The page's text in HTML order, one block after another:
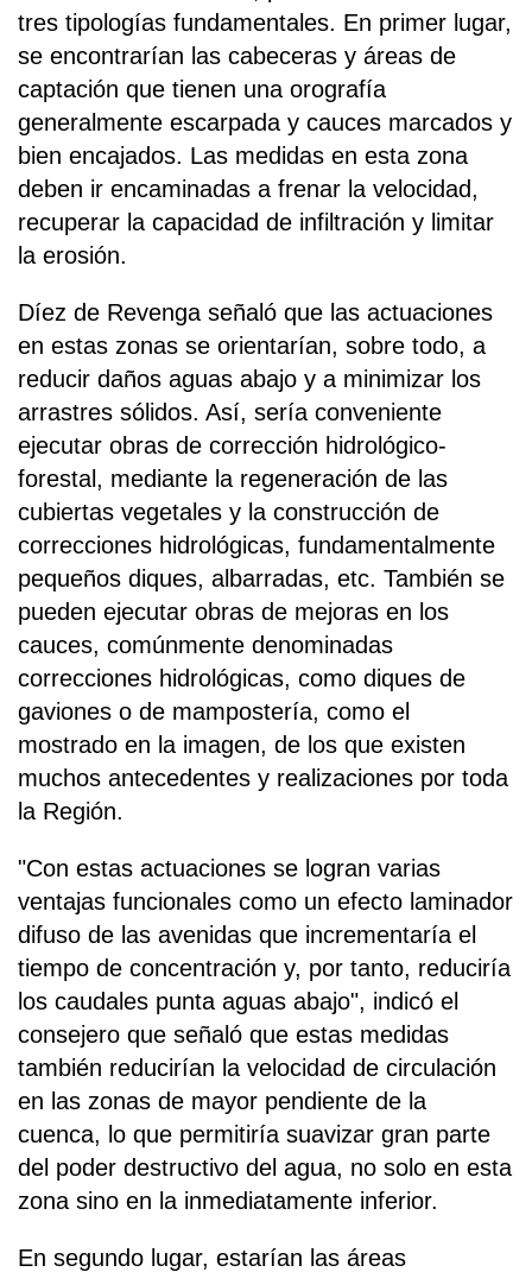
tres tipologías fundamentales. En primer lugar,
se encontrarían las cabeceras y áreas de
captación que tienen una orografía
generalmente escarpada y cauces marcados y
bien encajados. Las medidas en esta zona
deben ir encaminadas a frenar la velocidad,
recuperar la capacidad de infiltración y limitar
la erosión.
Díez de Revenga señaló que las actuaciones
en estas zonas se orientarían, sobre todo, a
reducir daños aguas abajo y a minimizar los
arrastres sólidos. Así, sería conveniente
ejecutar obras de corrección hidrológico-
forestal, mediante la regeneración de las
cubiertas vegetales y la construcción de
correcciones hidrológicas, fundamentalmente
pequeños diques, albarradas, etc. También se
pueden ejecutar obras de mejoras en los
cauces, comúnmente denominadas
correcciones hidrológicas, como diques de
gaviones o de mampostería, como el
mostrado en la imagen, de los que existen
muchos antecedentes y realizaciones por toda
la Región.
"Con estas actuaciones se logran varias
ventajas funcionales como un efecto laminador
difuso de las avenidas que incrementaría el
tiempo de concentración y, por tanto, reduciría
los caudales punta aguas abajo", indicó el
consejero que señaló que estas medidas
también reducirían la velocidad de circulación
en las zonas de mayor pendiente de la
cuenca, lo que permitiría suavizar gran parte
del poder destructivo del agua, no solo en esta
zona sino en la inmediatamente inferior.
En segundo lugar, estarían las áreas